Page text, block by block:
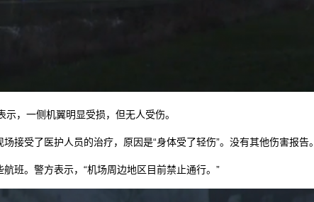
，一侧机翼明显受损，但无人受伤。
接受了医护人员的治疗，原因是“身体受了轻伤”。没有其他伤害报告。
班。警方表示，“机场周边地区目前禁止通行。”